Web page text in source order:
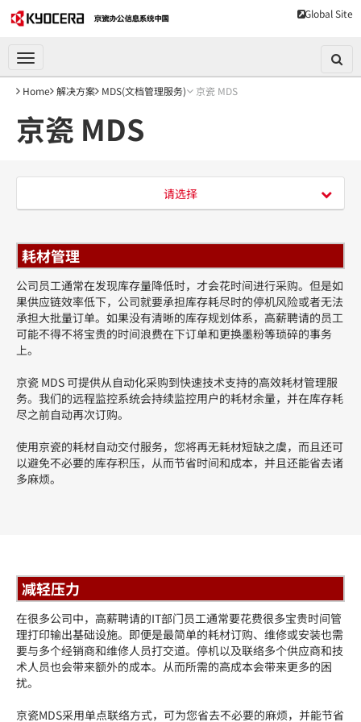
Home
产品展示
解决方案
技术服务
产品安全
关于我们
新闻中心
经销服务商名录
Global Site
Toggle navigation
Home 解决方案 MDS(文档管理服务) 京瓷 MDS
京瓷 MDS
请选择
减轻压力
优化服务
减少浪费
耗材管理
减轻压力